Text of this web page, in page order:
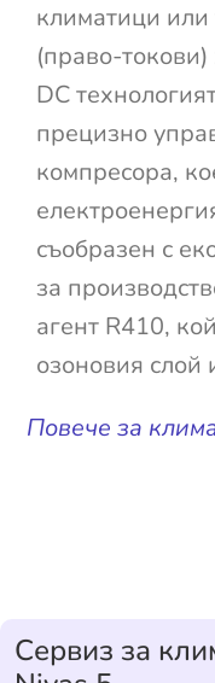
климатици или
(право-
DC
прецизно
компресора,
съобразен с
за
агент R410,
озоновия слой
Повече за
Сервиз за